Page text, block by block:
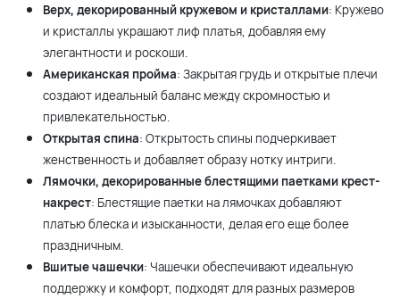
Верх, декорированный кружевом и кристаллами: Кружево
и кристаллы украшают лиф платья, добавляя ему
элегантности и роскоши.
Американская пройма: Закрытая грудь и открытые плечи
создают идеальный баланс между скромностью и
привлекательностью.
Открытая спина: Открытость спины подчеркивает
женственность и добавляет образу нотку интриги.
Лямочки, декорированные блестящими паетками крест-
накрест: Блестящие паетки на лямочках добавляют
платью блеска и изысканности, делая его еще более
праздничным.
Вшитые чашечки: Чашечки обеспечивают идеальную
поддержку и комфорт, подходят для разных размеров